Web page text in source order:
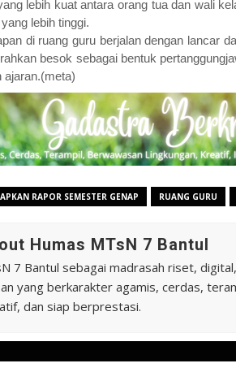
lebih kuat antara orang tua dan wali
lebih tinggi.
di ruang guru berjalan dengan lancar
besok sebagai bentuk
ajaran.(meta)
RAPOR SEMESTER GENAP RUANG GURU
Humas MTsN 7 Bantul
7 Bantul sebagai madrasah riset,
yang berkarakter agamis, cerdas,
dan siap berprestasi.